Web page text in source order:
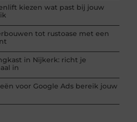
kiezen wat past bij jouw
tot rustoase met een
in Nijkerk: richt je
in
voor Google Ads bereik jouw